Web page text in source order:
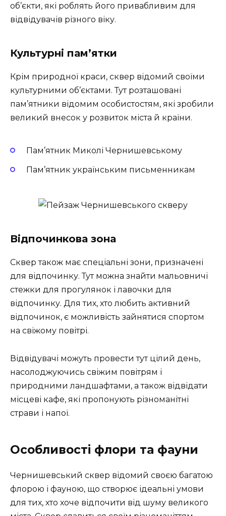
об’єкти, які роблять його привабливим для
відвідувачів різного віку.
Культурні пам’ятки
Крім природної краси, сквер відомий своїми
культурними об’єктами. Тут розташовані
пам’ятники відомим особистостям, які зробили
великий внесок у розвиток міста й країни.
Пам’ятник Миколі Чернишевському
Пам’ятник українським письменникам
Відпочинкова зона
Сквер також має спеціальні зони, призначені
для відпочинку. Тут можна знайти мальовничі
стежки для прогулянок і лавочки для
відпочинку. Для тих, хто любить активний
відпочинок, є можливість зайнятися спортом
на свіжому повітрі.
Відвідувачі можуть провести тут цілий день,
насолоджуючись свіжим повітрям і
природними ландшафтами, а також відвідати
місцеві кафе, які пропонують різноманітні
страви і напої.
Особливості флори та фауни
Чернишевський сквер відомий своєю багатою
флорою і фауною, що створює ідеальні умови
для тих, хто хоче відпочити від шуму великого